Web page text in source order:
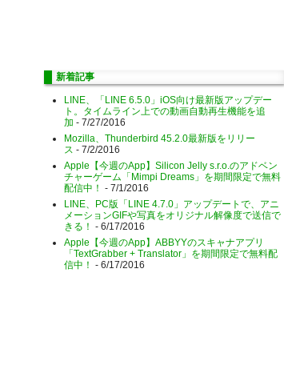
新着記事
LINE、「LINE 6.5.0」iOS向け最新版アップデー
ト。タイムライン上での動画自動再生機能を追
加 - 7/27/2016
Mozilla、Thunderbird 45.2.0最新版をリリー
ス - 7/2/2016
Apple【今週のApp】Silicon Jelly s.r.o.のアドベン
チャーゲーム「Mimpi Dreams」を期間限定で無料
配信中！ - 7/1/2016
LINE、PC版「LINE 4.7.0」アップデートで、アニ
メーションGIFや写真をオリジナル解像度で送信で
きる！ - 6/17/2016
Apple【今週のApp】ABBYYのスキャナアプリ
「TextGrabber + Translator」を期間限定で無料配
信中！ - 6/17/2016